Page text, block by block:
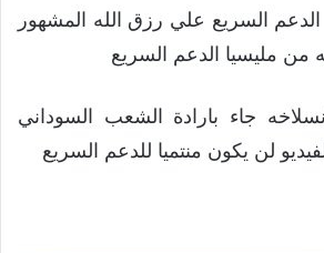
الدعم السريع علي رزق الله المشهور
من مليسيا الدعم السريع
جاء بارادة الشعب السوداني
لن يكون منتميا للدعم السريع